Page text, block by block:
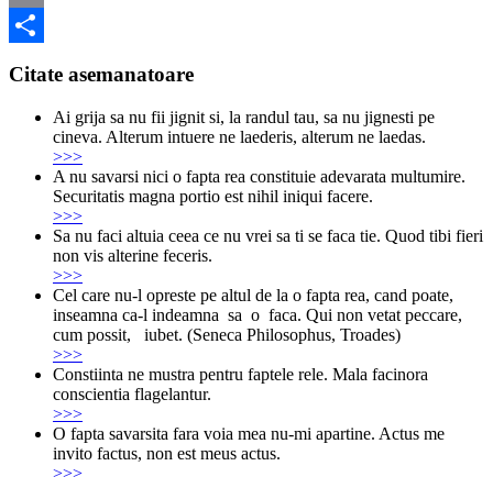
Email
Citate asemanatoare
Ai grija sa nu fii jignit si, la randul tau, sa nu jignesti pe
cineva. Alterum intuere ne laederis, alterum ne laedas.
>>>
A nu savarsi nici o fapta rea constituie adevarata multumire.
Securitatis magna portio est nihil iniqui facere.
>>>
Sa nu faci altuia ceea ce nu vrei sa ti se faca tie. Quod tibi fieri
non vis alterine feceris.
>>>
Cel care nu-l opreste pe altul de la o fapta rea, cand poate,
inseamna ca-l indeamna sa o faca. Qui non vetat peccare,
cum possit, iubet. (Seneca Philosophus, Troades)
>>>
Constiinta ne mustra pentru faptele rele. Mala facinora
conscientia flagelantur.
>>>
O fapta savarsita fara voia mea nu-mi apartine. Actus me
invito factus, non est meus actus.
>>>